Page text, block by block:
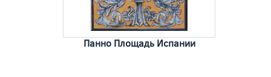
Панно Площадь Испании